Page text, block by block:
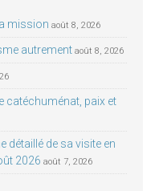
mission août 8, 2026
autrement août 8, 2026
catéchuménat, paix et
détaillé de sa visite en
2026 août 7, 2026